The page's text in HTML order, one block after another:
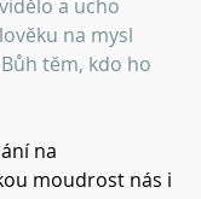
a ucho
na mysl
těm, kdo ho
na
moudrost nás i